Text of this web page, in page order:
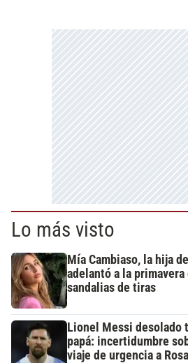
Lo más visto
Mía Cambiaso, la hija
adelantó a la
sandalias de tiras
Lionel Messi desolado
papá: incertidumbre
viaje de urgencia a